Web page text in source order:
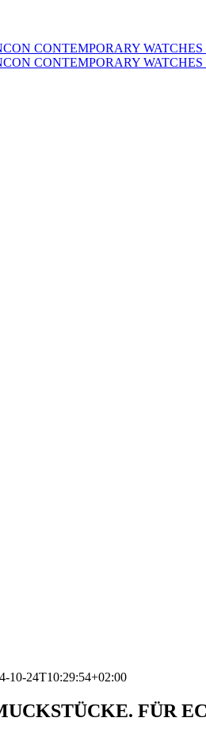
10-24T10:29:54+02:00
FÜR